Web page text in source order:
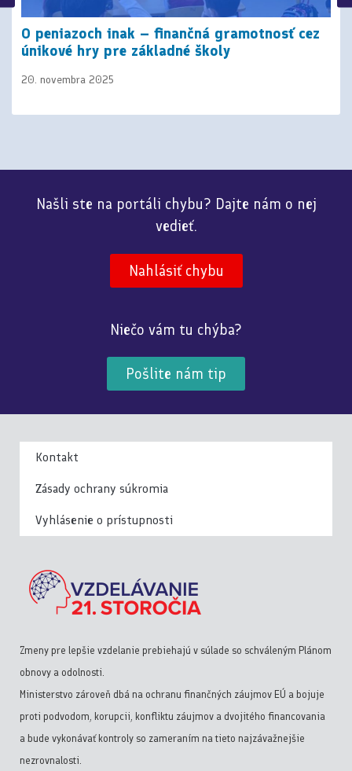
O peniazoch inak – finančná gramotnosť cez
únikové hry pre základné školy
20. novembra 2025
Našli ste na portáli chybu? Dajte nám o nej
vedieť.
Nahlásiť chybu
Niečo vám tu chýba?
Pošlite nám tip
Kontakt
Zásady ochrany súkromia
Vyhlásenie o prístupnosti
Zmeny pre lepšie vzdelanie prebiehajú v súlade so schváleným Plánom
obnovy a odolnosti.
Ministerstvo zároveň dbá na ochranu finančných záujmov EÚ a bojuje
proti podvodom, korupcii, konfliktu záujmov a dvojitého financovania
a bude vykonávať kontroly so zameraním na tieto najzávažnejšie
nezrovnalosti.